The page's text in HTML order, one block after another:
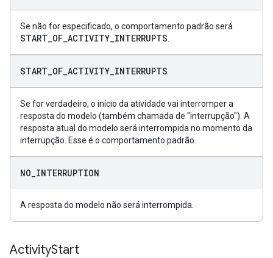
Se não for especificado, o comportamento padrão será
START_OF_ACTIVITY_INTERRUPTS
START OF ACTIVITY INTERRUPTS
Se for verdadeiro, o início da atividade vai interromper a
resposta do modelo (também chamada de "interrupção"). A
resposta atual do modelo será interrompida no momento da
interrupção. Esse é o comportamento padrão.
NO INTERRUPTION
A resposta do modelo não será interrompida.
ActivityStart